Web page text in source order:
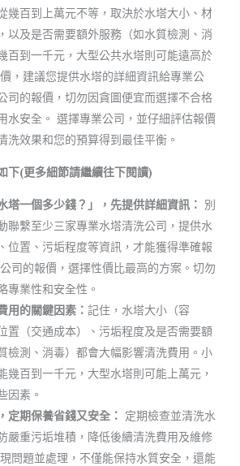
幾百到上萬元不等，取決於水塔大小、材
以及是否需要額外服務（如水質檢測、消
百到一千元，大型公共水塔則可能遠高於
，建議您提供水塔的詳細資訊給專業公
司的報價，切勿因貪圖便宜而選擇不合格
水安全。 選擇專業公司，並仔細評估報價
洗效果和您的預算得到最佳平衡。
下(更多細節請繼續往下閱讀)
塔一個多少錢？」，先提供詳細資訊： 別
聯繫至少三家專業水塔清洗公司，提供水
位置、污垢程度等資訊，才能獲得準確報
司的報價，選擇性價比最高的方案。切勿
專業性和安全性。
用的關鍵因素： 記住，水塔大小（容
置（交通成本）、污垢程度及是否需要額
檢測、消毒）都會大幅影響清洗費用。小
幾百到一千元，大型水塔則可能上萬元，
因素。
定期保養省錢又安全： 定期檢查並清洗水
嚴重污垢堆積，降低後續清洗費用及維修
問題並處理，不僅能保持水質安全，還能